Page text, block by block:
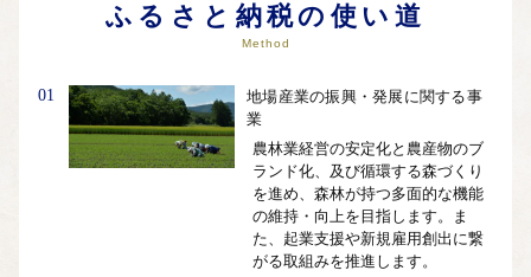
ふるさと納税の使い道
Method
01
地場産業の振興・発展に関する事
業
農林業経営の安定化と農産物のブ
ランド化、及び循環する森づくり
を進め、森林が持つ多面的な機能
の維持・向上を目指します。ま
た、起業支援や新規雇用創出に繋
がる取組みを推進します。